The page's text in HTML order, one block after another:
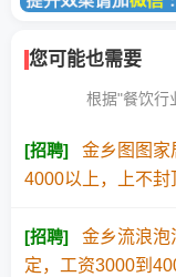
您可能也需要
根据"餐饮行
[招聘]
金乡图图家
4000以上，上不封
[招聘]
金乡流浪泡
定，工资3000到